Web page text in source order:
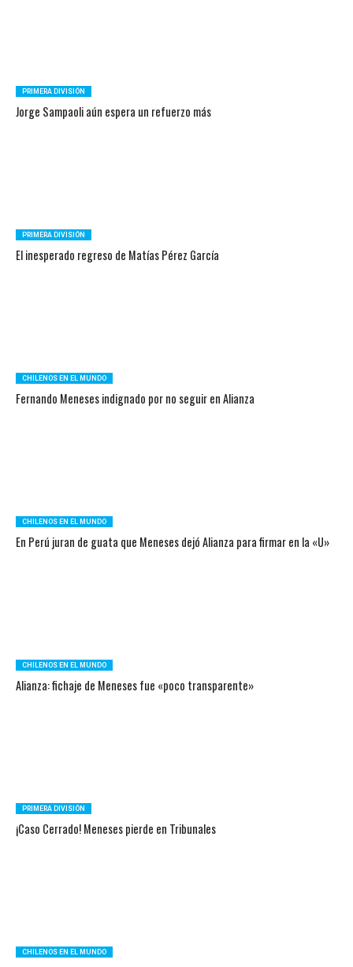
PRIMERA DIVISIÓN
Jorge Sampaoli aún espera un refuerzo más
PRIMERA DIVISIÓN
El inesperado regreso de Matías Pérez García
CHILENOS EN EL MUNDO
Fernando Meneses indignado por no seguir en Alianza
CHILENOS EN EL MUNDO
En Perú juran de guata que Meneses dejó Alianza para firmar en la «U»
CHILENOS EN EL MUNDO
Alianza: fichaje de Meneses fue «poco transparente»
PRIMERA DIVISIÓN
¡Caso Cerrado! Meneses pierde en Tribunales
CHILENOS EN EL MUNDO